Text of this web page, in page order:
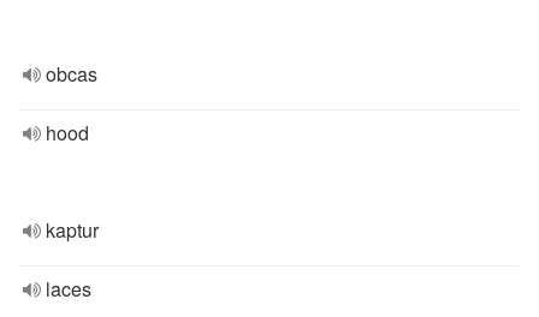
obcas
hood
kaptur
laces